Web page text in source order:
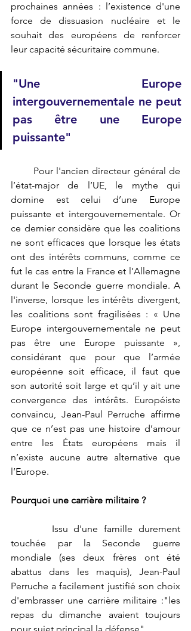
prochaines années : l’existence d'une
force de dissuasion nucléaire et le
souhait des européens de renforcer
leur capacité sécuritaire commune.
"Une Europe
intergouvernementale ne peut
pas être une Europe
puissante"
l’état-major de l’UE, le mythe qui
domine est celui d’une Europe
puissante et intergouvernementale. Or
ce dernier considère que les coalitions
ne sont efficaces que lorsque les états
ont des intérêts communs, comme ce
fut le cas entre la France et l’Allemagne
durant le Seconde guerre mondiale. A
l'inverse, lorsque les intérêts divergent,
les coalitions sont fragilisées : « Une
Europe intergouvernementale ne peut
pas être une Europe puissante »,
considérant que pour que l’armée
européenne soit efficace, il faut que
son autorité soit large et qu‘il y ait une
convergence des intérêts. Européiste
convaincu, Jean-Paul Perruche affirme
que ce n’est pas une histoire d’amour
entre les États européens mais il
n’existe aucune autre alternative que
l’Europe.
Pourquoi une carrière militaire ?
touchée par la Seconde guerre
mondiale (ses deux frères ont été
abattus dans les maquis), Jean-Paul
Perruche a facilement justifié son choix
d'embrasser une carrière militaire :"les
repas du dimanche avaient toujours